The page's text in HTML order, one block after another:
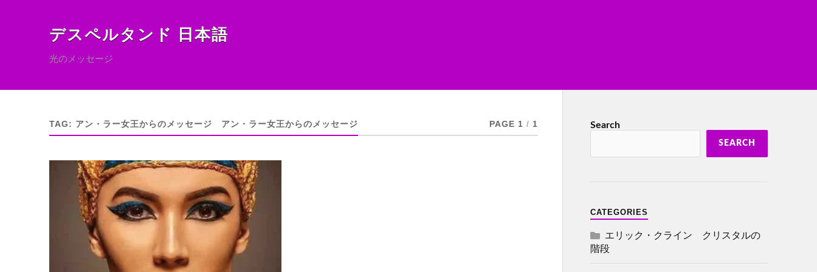
デスペルタンド 日本語
光のメッセージ
TAG: アン・ラー女王からのメッセージ アン・ラー女王からのメッセージ PAGE 1 / 1 Search
SEARCH
CATEGORIES
エリック・クライン クリスタルの
階段